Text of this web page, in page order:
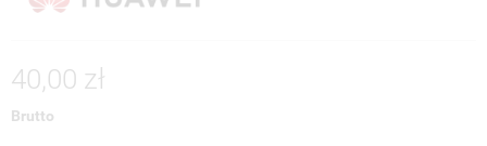
40,00 zł
Brutto